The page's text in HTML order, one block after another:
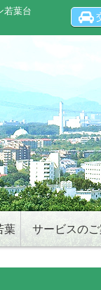
若葉台
葉
サービスの